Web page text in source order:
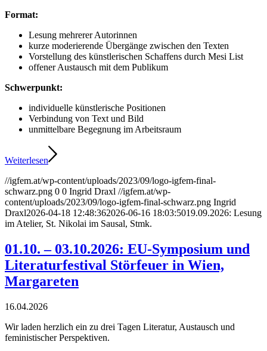
Format:
Lesung mehrerer Autorinnen
kurze moderierende Übergänge zwischen den Texten
Vorstellung des künstlerischen Schaffens durch Mesi List
offener Austausch mit dem Publikum
Schwerpunkt:
individuelle künstlerische Positionen
Verbindung von Text und Bild
unmittelbare Begegnung im Arbeitsraum
Weiterlesen
//igfem.at/wp-content/uploads/2023/09/logo-igfem-final-
schwarz.png 0 0 Ingrid Draxl //igfem.at/wp-
content/uploads/2023/09/logo-igfem-final-schwarz.png Ingrid
Draxl2026-04-18 12:48:362026-06-16 18:03:5019.09.2026: Lesung
im Atelier, St. Nikolai im Sausal, Stmk.
01.10. – 03.10.2026: EU-Symposium und
Literaturfestival Störfeuer in Wien,
Margareten
16.04.2026
Wir laden herzlich ein zu drei Tagen Literatur, Austausch und
feministischer Perspektiven.